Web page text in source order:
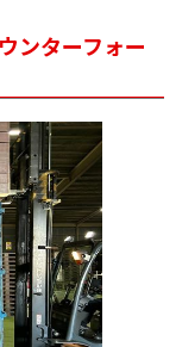
ンターフォー